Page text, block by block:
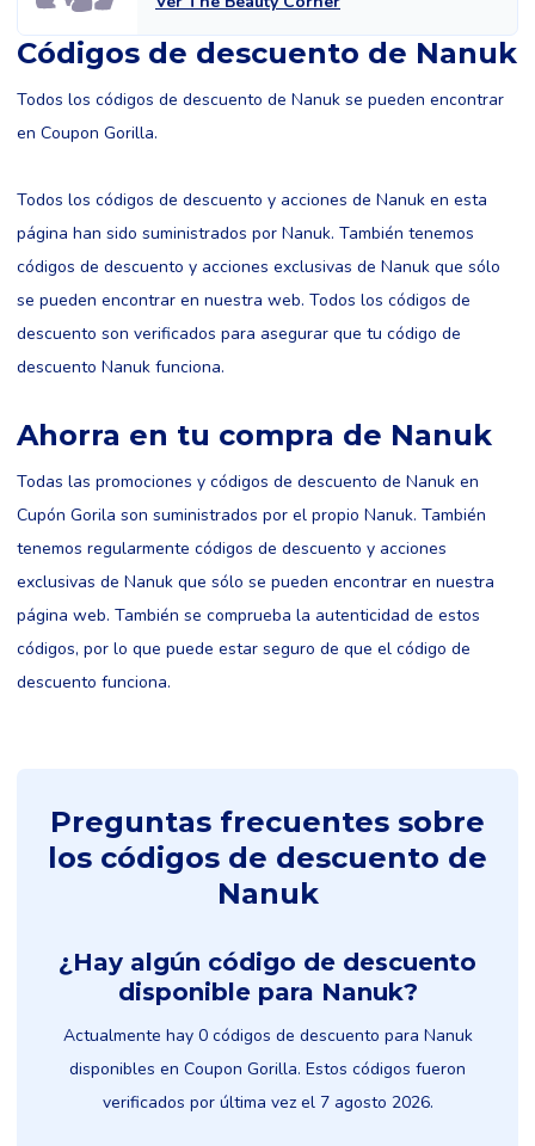
Códigos de descuento de Nanuk
Todos los códigos de descuento de Nanuk se pueden encontrar
en Coupon Gorilla.
Todos los códigos de descuento y acciones de Nanuk en esta
página han sido suministrados por Nanuk. También tenemos
códigos de descuento y acciones exclusivas de Nanuk que sólo
se pueden encontrar en nuestra web. Todos los códigos de
descuento son verificados para asegurar que tu código de
descuento Nanuk funciona.
Ahorra en tu compra de Nanuk
Todas las promociones y códigos de descuento de Nanuk en
Cupón Gorila son suministrados por el propio Nanuk. También
tenemos regularmente códigos de descuento y acciones
exclusivas de Nanuk que sólo se pueden encontrar en nuestra
página web. También se comprueba la autenticidad de estos
códigos, por lo que puede estar seguro de que el código de
descuento funciona.
Preguntas frecuentes sobre
los códigos de descuento de
Nanuk
¿Hay algún código de descuento
disponible para Nanuk?
Actualmente hay 0 códigos de descuento para Nanuk
disponibles en Coupon Gorilla. Estos códigos fueron
verificados por última vez el 7 agosto 2026.